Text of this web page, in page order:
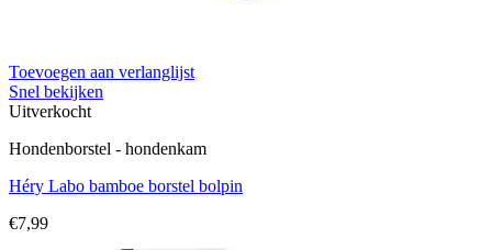
Toevoegen aan verlanglijst
Snel bekijken
Uitverkocht
Hondenborstel - hondenkam
Héry Labo bamboe borstel bolpin
€7,99